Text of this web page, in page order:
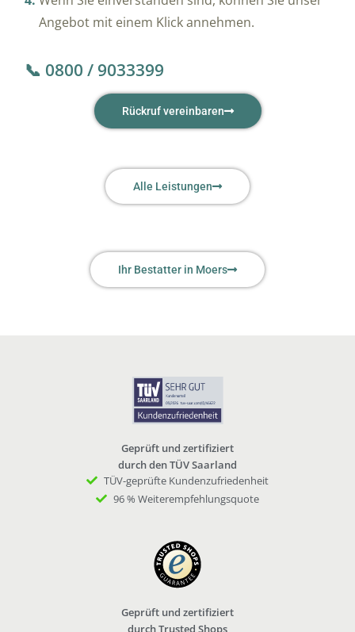
Angebot mit einem Klick annehmen.
📞 0800 / 9033399
Rückruf vereinbaren
Alle Leistungen
Ihr Bestatter in Moers
Geprüft und zertifiziert
durch den TÜV Saarland
TÜV-geprüfte Kundenzufriedenheit
96 % Weiterempfehlungsquote
Geprüft und zertifiziert
durch Trusted Shops